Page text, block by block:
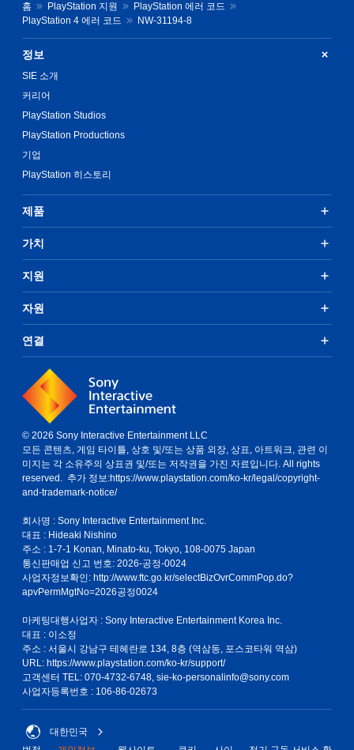
홈 PlayStation 지원
PlayStation 에러 코드
PlayStation 4 에러 코드
NW-31194-8
정보
SIE 소개
커리어
PlayStation Studios
PlayStation Productions
기업
PlayStation 히스토리
제품
가치
지원
자원
연결
© 2026 Sony Interactive Entertainment LLC
모든 콘텐츠, 게임 타이틀, 상호 및/또는 상품 외장, 상표, 아트워크, 관련 이
미지는 각 소유주의 상표권 및/또는 저작권을 가진 자료입니다. All rights
reserved. 추가 정보:https://www.playstation.com/ko-kr/legal/copyright-
and-trademark-notice/
회사명 : Sony Interactive Entertainment Inc.
대표 : Hideaki Nishino
주소 : 1-7-1 Konan, Minato-ku, Tokyo, 108-0075 Japan
통신판매업 신고 번호: 2026-공정-0024
사업자정보확인: http://www.ftc.go.kr/selectBizOvrCommPop.do?
apvPermMgtNo=2026공정0024
마케팅대행사업자 : Sony Interactive Entertainment Korea Inc.
대표 : 이소정
주소 : 서울시 강남구 테헤란로 134, 8층 (역삼동, 포스코타워 역삼)
URL: https://www.playstation.com/ko-kr/support/
고객센터 TEL: 070-4732-6748, sie-ko-personalinfo@sony.com
사업자등록번호 : 106-86-02673
대한민국